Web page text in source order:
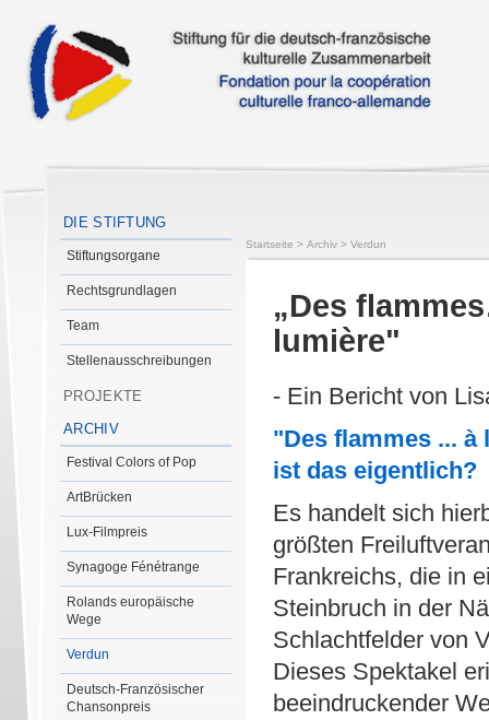
DIE STIFTUNG
Stiftungsorgane
Rechtsgrundlagen
Team
Stellenausschreibungen
PROJEKTE
ARCHIV
Festival Colors of Pop
ArtBrücken
Lux-Filmpreis
Synagoge Fénétrange
Rolands europäische
Wege
Verdun
Deutsch-Französischer
Chansonpreis
Startseite > Archiv > Verdun
„Des
lumière"
- Ein Bericht von
"Des flammes ... à
ist das eigentlich?
Es handelt sich
größten
Frankreichs, die in
Steinbruch in der
Schlachtfelder von
Dieses Spektakel
beeindruckender